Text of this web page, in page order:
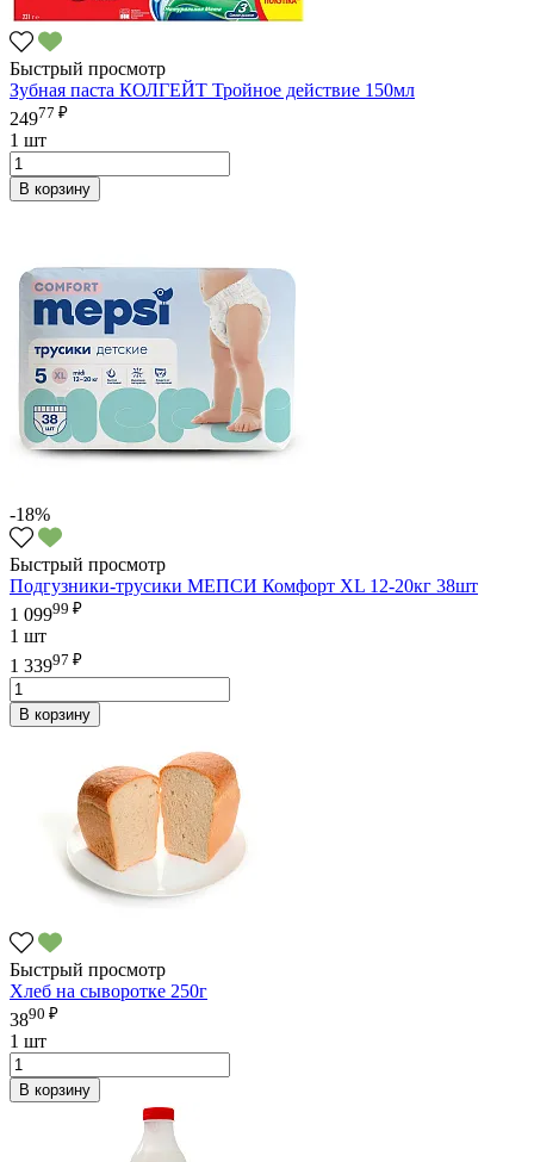
Быстрый просмотр
Зубная паста КОЛГЕЙТ Тройное действие 150мл
24977 ₽
1 шт
В корзину
-18%
Быстрый просмотр
Подгузники-трусики МЕПСИ Комфорт XL 12-20кг 38шт
1 09999 ₽
1 шт
1 33997 ₽
В корзину
Быстрый просмотр
Хлеб на сыворотке 250г
3890 ₽
1 шт
В корзину